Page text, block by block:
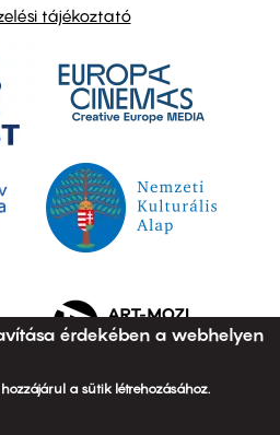
tájékoztató
érdekében a webhelyen
a sütik létrehozásához.